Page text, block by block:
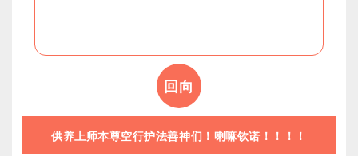
回向
供养上师本尊空行护法善神们！喇嘛钦诺！！！！